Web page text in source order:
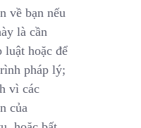
về bạn nếu
là cần
hoặc để
pháp lý;
vì các
của